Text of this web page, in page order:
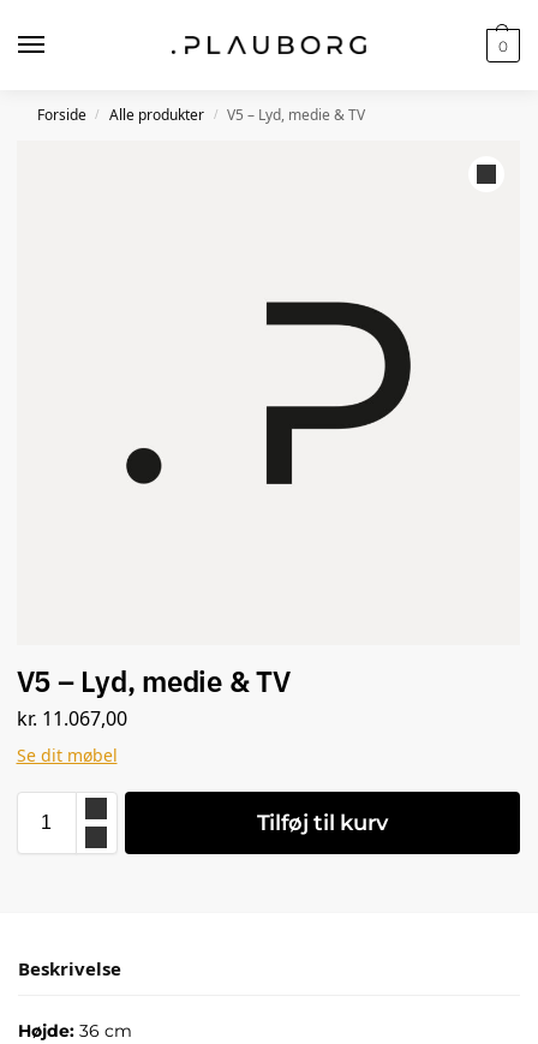
0
Forside / Alle produkter / V5 – Lyd, medie & TV
V5 – Lyd, medie & TV
kr. 11.067,00
Se dit møbel
Tilføj til kurv
Beskrivelse
Højde: 36 cm